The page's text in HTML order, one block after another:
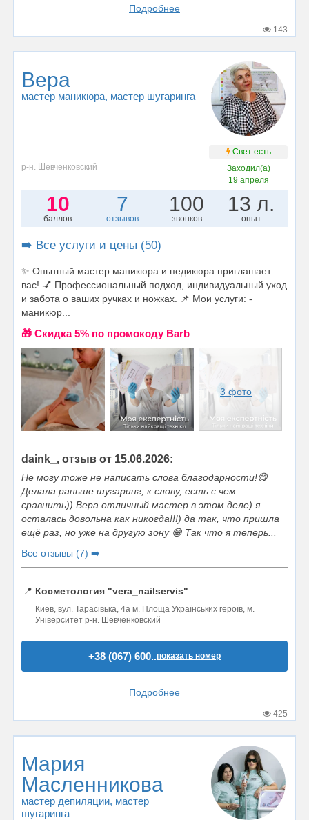
Подробнее
143
Вера
мастер маникюра, мастер шугаринга
Свет есть
р-н. Шевченковский
Заходил(а)
19 апреля
10
баллов
7
отзывов
100
звонков
13 л.
опыт
➡️ Все услуги и цены (50)
✨ Опытный мастер маникюра и педикюра приглашает
вас! 💅 Профессиональный подход, индивидуальный уход
и забота о ваших ручках и ножках. 📌 Мои услуги: -
маникюр...
🎁 Cкидка 5% по промокоду Barb
3 фото
daink_, отзыв от 15.06.2026:
Не могу тоже не написать слова благодарности!😋
Делала раньше шугаринг, к слову, есть с чем
сравнить)) Вера отличный мастер в этом деле) я
осталась довольна как никогда!!!) да так, что пришла
ещё раз, но уже на другую зону 😁 Так что я теперь...
Все отзывы (7) ➡️
📍 Косметология "vera_nailservis"
Киев, вул. Тарасівька, 4а м. Площа Українських героїв, м.
Університет р-н. Шевченковский
+38 (067) 600..показать номер
Подробнее
425
Мария
Масленникова
мастер депиляции, мастер
шугаринга